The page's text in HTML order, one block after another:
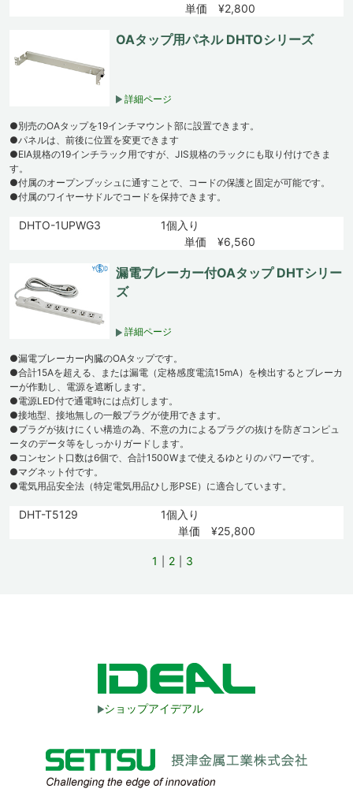
単価 ¥2,800
OAタップ用パネル DHTOシリーズ
詳細ページ
●別売のOAタップを19インチマウント部に設置できます。
●パネルは、前後に位置を変更できます
●EIA規格の19インチラック用ですが、JIS規格のラックにも取り付けできま
す。
●付属のオープンブッシュに通すことで、コードの保護と固定が可能です。
●付属のワイヤーサドルでコードを保持できます。
DHTO-1UPWG3
1個入り
単価 ¥6,560
漏電ブレーカー付OAタップ DHTシリー
ズ
詳細ページ
●漏電ブレーカー内臓のOAタップです。
●合計15Aを超える、または漏電（定格感度電流15mA）を検出するとブレーカ
ーが作動し、電源を遮断します。
●電源LED付で通電時には点灯します。
●接地型、接地無しの一般プラグが使用できます。
●プラグが抜けにくい構造の為、不意の力によるプラグの抜けを防ぎコンピュ
ータのデータ等をしっかりガードします。
●コンセント口数は6個で、合計1500Wまで使えるゆとりのパワーです。
●マグネット付です。
●電気用品安全法（特定電気用品ひし形PSE）に適合しています。
DHT-T5129
1個入り
単価 ¥25,800
1 2 3
ショップアイデアル